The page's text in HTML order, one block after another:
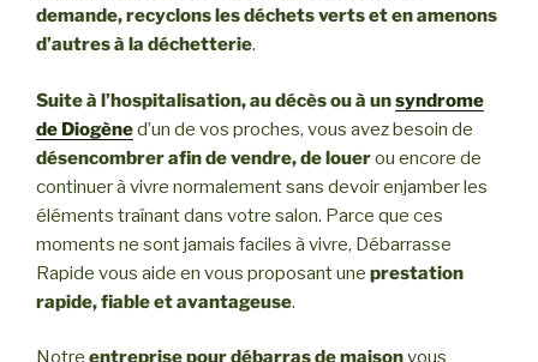
demande, recyclons les déchets verts et en amenons
d’autres à la déchetterie.
Suite à l’hospitalisation, au décès ou à unsyndrome
de Diogèned’un de vos proches, vous avez besoin de
désencombrer afin de vendre, de louerou encore de
continuer à vivre normalement sans devoir enjamber les
éléments traînant dans votre salon. Parce que ces
moments ne sont jamais faciles à vivre, Débarrasse
Rapide vous aide en vous proposant une prestation
rapide, fiable et avantageuse.
Notre entreprise pour débarras de maisonvous